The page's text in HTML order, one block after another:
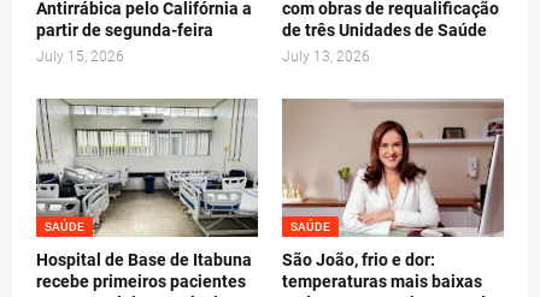
Antirrábica pelo Califórnia a
partir de segunda-feira
July 15, 2026
com obras de requalificação
de três Unidades de Saúde
July 13, 2026
SAÚDE
Hospital de Base de Itabuna
recebe primeiros pacientes
SAÚDE
São João, frio e dor:
temperaturas mais baixas